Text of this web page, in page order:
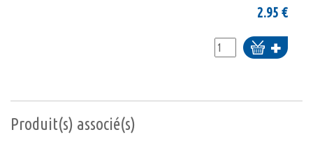
2.95 €
Ajouter
au
Produit(s) associé(s)